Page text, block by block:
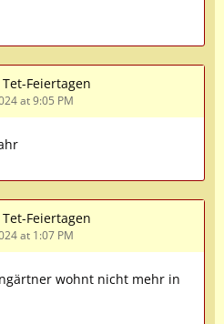
Feiertagen
at 9:05 PM
Feiertagen
at 1:07 PM
wohnt nicht mehr in